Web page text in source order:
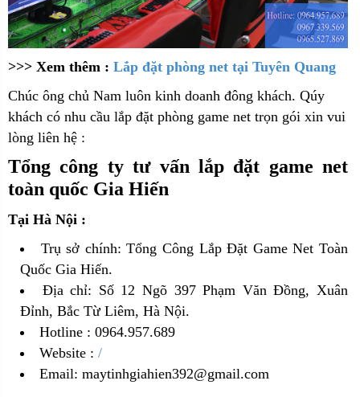
>>> Xem thêm : Lắp đặt phòng net tại Tuyên Quang
Chúc ông chủ Nam luôn kinh doanh đông khách. Qúy
khách có nhu cầu lắp đặt phòng game net trọn gói xin vui
lòng liên hệ :
Tổng công ty tư vấn lắp đặt game net
toàn quốc Gia Hiến
Tại Hà Nội :
Trụ sở chính: Tổng Công Lắp Đặt Game Net Toàn
Quốc Gia Hiến.
Địa chỉ: Số 12 Ngõ 397 Phạm Văn Đồng, Xuân
Đỉnh, Bắc Từ Liêm, Hà Nội.
Hotline : 0964.957.689
Website : /
Email: maytinhgiahien392@gmail.com